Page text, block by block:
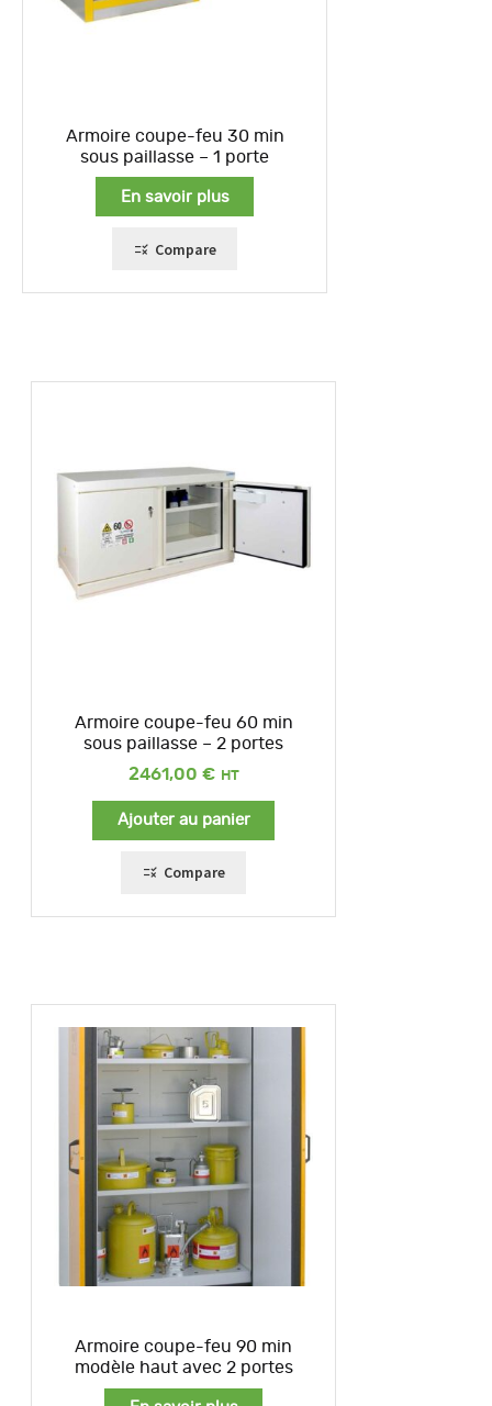
Armoire coupe-feu 30 min
sous paillasse – 1 porte
En savoir plus
Compare
Armoire coupe-feu 60 min
sous paillasse – 2 portes
2461,00 €
Ajouter au panier
Compare
Armoire coupe-feu 90 min
modèle haut avec 2 portes